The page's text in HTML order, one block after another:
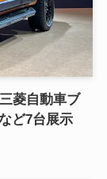
菱自動車ブ
ど7台展示